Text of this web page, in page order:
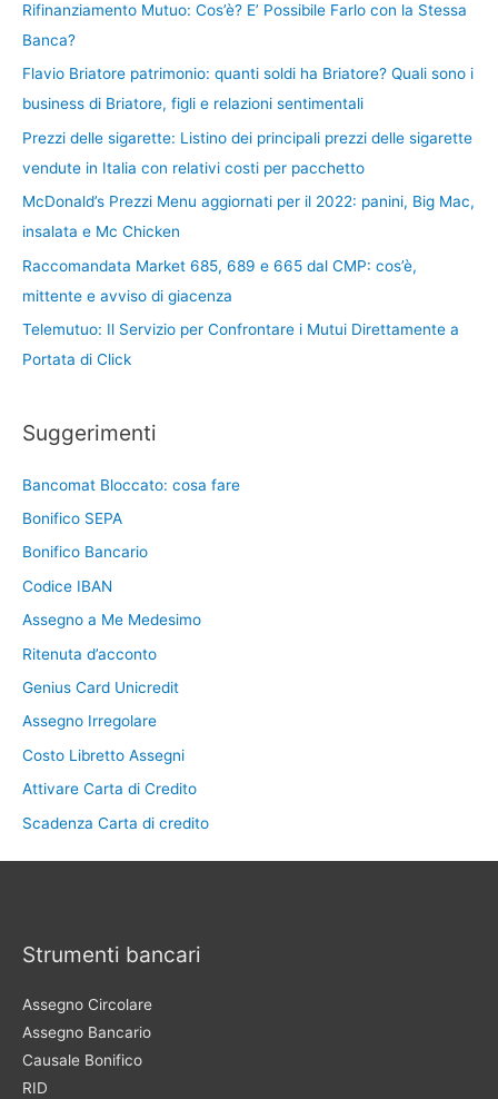
Rifinanziamento Mutuo: Cos’è? E’ Possibile Farlo con la Stessa
Banca?
Flavio Briatore patrimonio: quanti soldi ha Briatore? Quali sono i
business di Briatore, figli e relazioni sentimentali
Prezzi delle sigarette: Listino dei principali prezzi delle sigarette
vendute in Italia con relativi costi per pacchetto
McDonald’s Prezzi Menu aggiornati per il 2022: panini, Big Mac,
insalata e Mc Chicken
Raccomandata Market 685, 689 e 665 dal CMP: cos’è,
mittente e avviso di giacenza
Telemutuo: Il Servizio per Confrontare i Mutui Direttamente a
Portata di Click
Suggerimenti
Bancomat Bloccato: cosa fare
Bonifico SEPA
Bonifico Bancario
Codice IBAN
Assegno a Me Medesimo
Ritenuta d’acconto
Genius Card Unicredit
Assegno Irregolare
Costo Libretto Assegni
Attivare Carta di Credito
Scadenza Carta di credito
Strumenti bancari
Assegno Circolare
Assegno Bancario
Causale Bonifico
RID